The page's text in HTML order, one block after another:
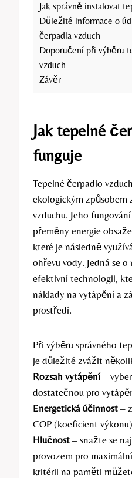
Jak správně instalovat
Důležité informace o
čerpadla vzduch
Doporučení při výběru
vzduch
Závěr
Jak tepelné
funguje
Tepelné čerpadlo
ekologickým způsobem
vzduchu. Jeho
přeměny energie
které je následně
ohřevu vody. Jedná se
efektivní technologii,
náklady na vytápění a
prostředí.
Při výběru správného
je důležité zvážit
Rozsah vytápění–
dostatečnou pro
Energetická účinnost –
COP (koeficient
Hlučnost – snažte se
provozem pro
kritérii na paměti